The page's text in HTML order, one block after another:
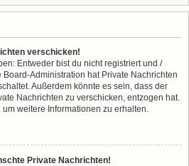
verschicken!
Entweder bist du nicht registriert und /
Administration hat Private Nachrichten
Außerdem könnte es sein, dass der
Nachrichten zu verschicken, entzogen hat.
um weitere Informationen zu erhalten.
Private Nachrichten!